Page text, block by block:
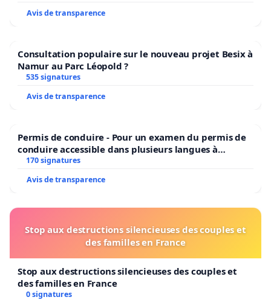
Avis de transparence
Consultation populaire sur le nouveau projet Besix à
Namur au Parc Léopold ?
535 signatures
Avis de transparence
Permis de conduire - Pour un examen du permis de
conduire accessible dans plusieurs langues à
Bruxelles
170 signatures
Avis de transparence
Stop aux destructions silencieuses des couples et
des familles en France
Stop aux destructions silencieuses des couples et
des familles en France
0 signatures